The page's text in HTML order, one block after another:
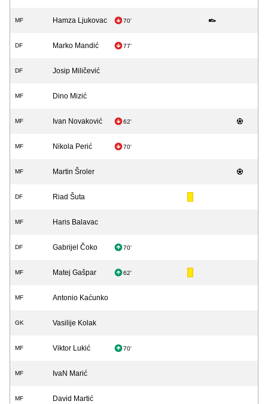
MF Hamza Ljukovac 70'
DF Marko Mandić 77'
DF Josip Miličević
MF Dino Mizić
MF Ivan Novaković 62'
MF Nikola Perić 70'
MF Martin Šroler
DF Riad Šuta
MF Haris Balavac
DF Gabrijel Čoko 70'
MF Matej Gašpar 62'
MF Antonio Kaćunko
GK Vasilije Kolak
MF Viktor Lukić 70'
MF IvaN Marić
MF David Martić